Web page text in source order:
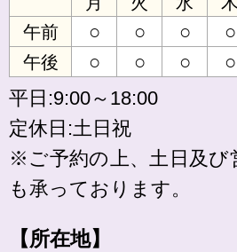
午前
○ ○ ○ ○
午後 ○ ○ ○ ○
平日:9:00～18:00
定休日:土日祝
※ご予約の上、土日及び
も承っております。
【所在地】